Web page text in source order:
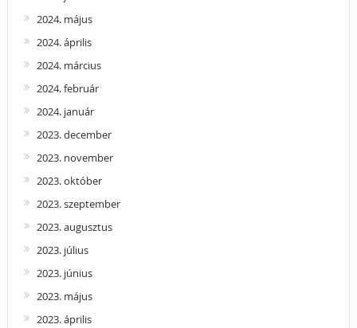
2024. május
2024. április
2024. március
2024. február
2024. január
2023. december
2023. november
2023. október
2023. szeptember
2023. augusztus
2023. július
2023. június
2023. május
2023. április